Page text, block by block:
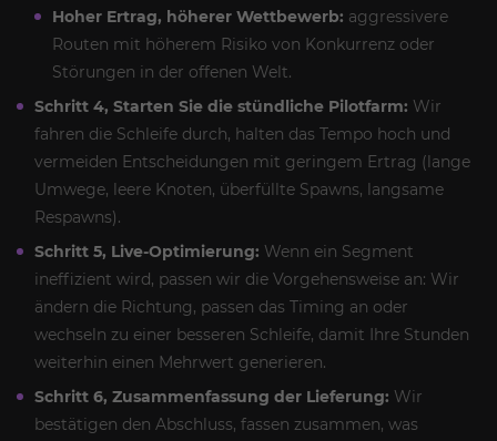
Hoher Ertrag, höherer Wettbewerb: aggressivere
Routen mit höherem Risiko von Konkurrenz oder
Störungen in der offenen Welt.
Schritt 4, Starten Sie die stündliche Pilotfarm: Wir
fahren die Schleife durch, halten das Tempo hoch und
vermeiden Entscheidungen mit geringem Ertrag (lange
Umwege, leere Knoten, überfüllte Spawns, langsame
Respawns).
Schritt 5, Live-Optimierung: Wenn ein Segment
ineffizient wird, passen wir die Vorgehensweise an: Wir
ändern die Richtung, passen das Timing an oder
wechseln zu einer besseren Schleife, damit Ihre Stunden
weiterhin einen Mehrwert generieren.
Schritt 6, Zusammenfassung der Lieferung: Wir
bestätigen den Abschluss, fassen zusammen, was